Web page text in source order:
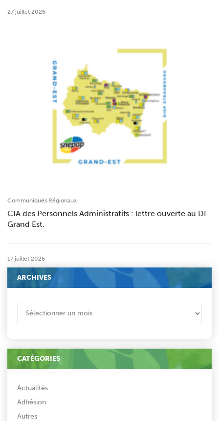
27 juillet 2026
Communiqués Régionaux
CIA des Personnels Administratifs : lettre ouverte au DI
Grand Est.
17 juillet 2026
ARCHIVES
CATÉGORIES
Actualités
Adhésion
Autres